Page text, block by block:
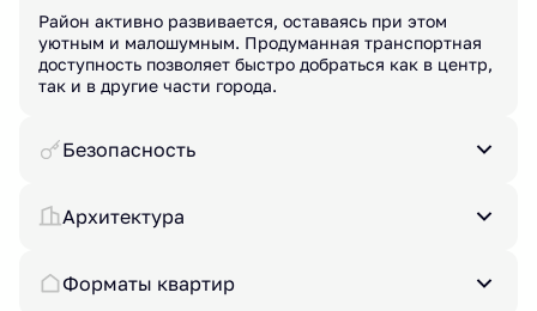
Район активно развивается, оставаясь при этом
уютным и малошумным. Продуманная транспортная
доступность позволяет быстро добраться как в центр,
так и в другие части города.
Безопасность
Архитектура
Форматы квартир